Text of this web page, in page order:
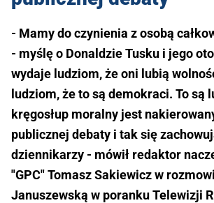
- Mamy do czynienia z osobą
- myślę o Donaldzie Tusku i jego
wydaje ludziom, że oni lubią
ludziom, że to są demokraci. To są
kręgosłup moralny jest
publicznej debaty i tak się
dziennikarzy - mówił redaktor
"GPC" Tomasz Sakiewicz w
Januszewską w poranku Telewizji